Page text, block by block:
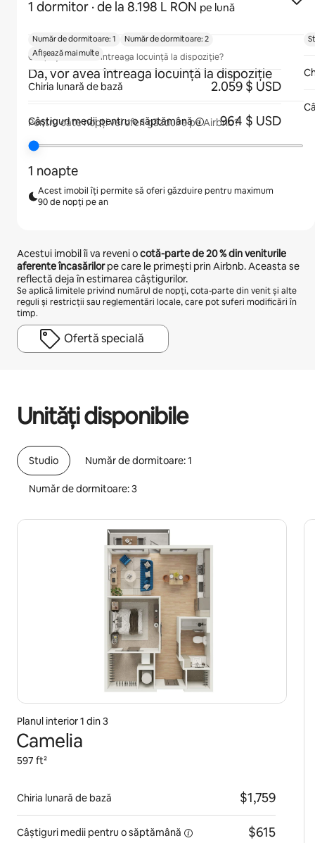
1 dormitor · de la 8.198 L RON pe lună
Oaspeții vor avea întreaga locuință la dispoziție?
Da, vor avea întreaga locuință la dispoziție
Pentru câte nopți vei oferi găzduire pe Airbnb?
1 noapte
Acest imobil îți permite să oferi găzduire pentru maximum
90 de nopți pe an
Acestui imobil îi va reveni ocotă-parte de20 %din veniturile
aferente încasărilorpe care le primești prin Airbnb. Aceasta se
reflectă deja în estimarea câștigurilor.
Se aplică limitele privind numărul de nopți, cota-parte din venit și alte
reguli și restricții sau reglementări locale, care pot suferi modificări în
timp.
Ofertă specială
Unități disponibile
Studio Număr de dormitoare: 1
Număr de dormitoare: 3
Planul interior 1 din 3
Camelia
597 ft²
Chiria lunară de bază $1,759
Câștiguri medii pentru o săptămână $615
Număr de dormitoare: 1
Număr de dormitoare: 2
Afișează mai multe
Chiria lunară de bază 2.059 $ USD
Câștiguri medii pentruo săptămână 964 $ USD